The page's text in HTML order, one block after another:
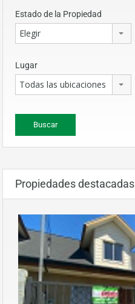
Estado de la Propiedad
Elegir
Lugar
Todas las ubicaciones
Propiedades destacadas